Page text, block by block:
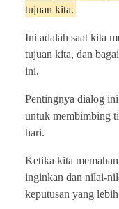
tujuan kita.
Ini adalah saat kita
tujuan kita, dan
ini.
Pentingnya dialog
untuk membimbing
hari.
Ketika kita
inginkan dan nilai-
keputusan yang